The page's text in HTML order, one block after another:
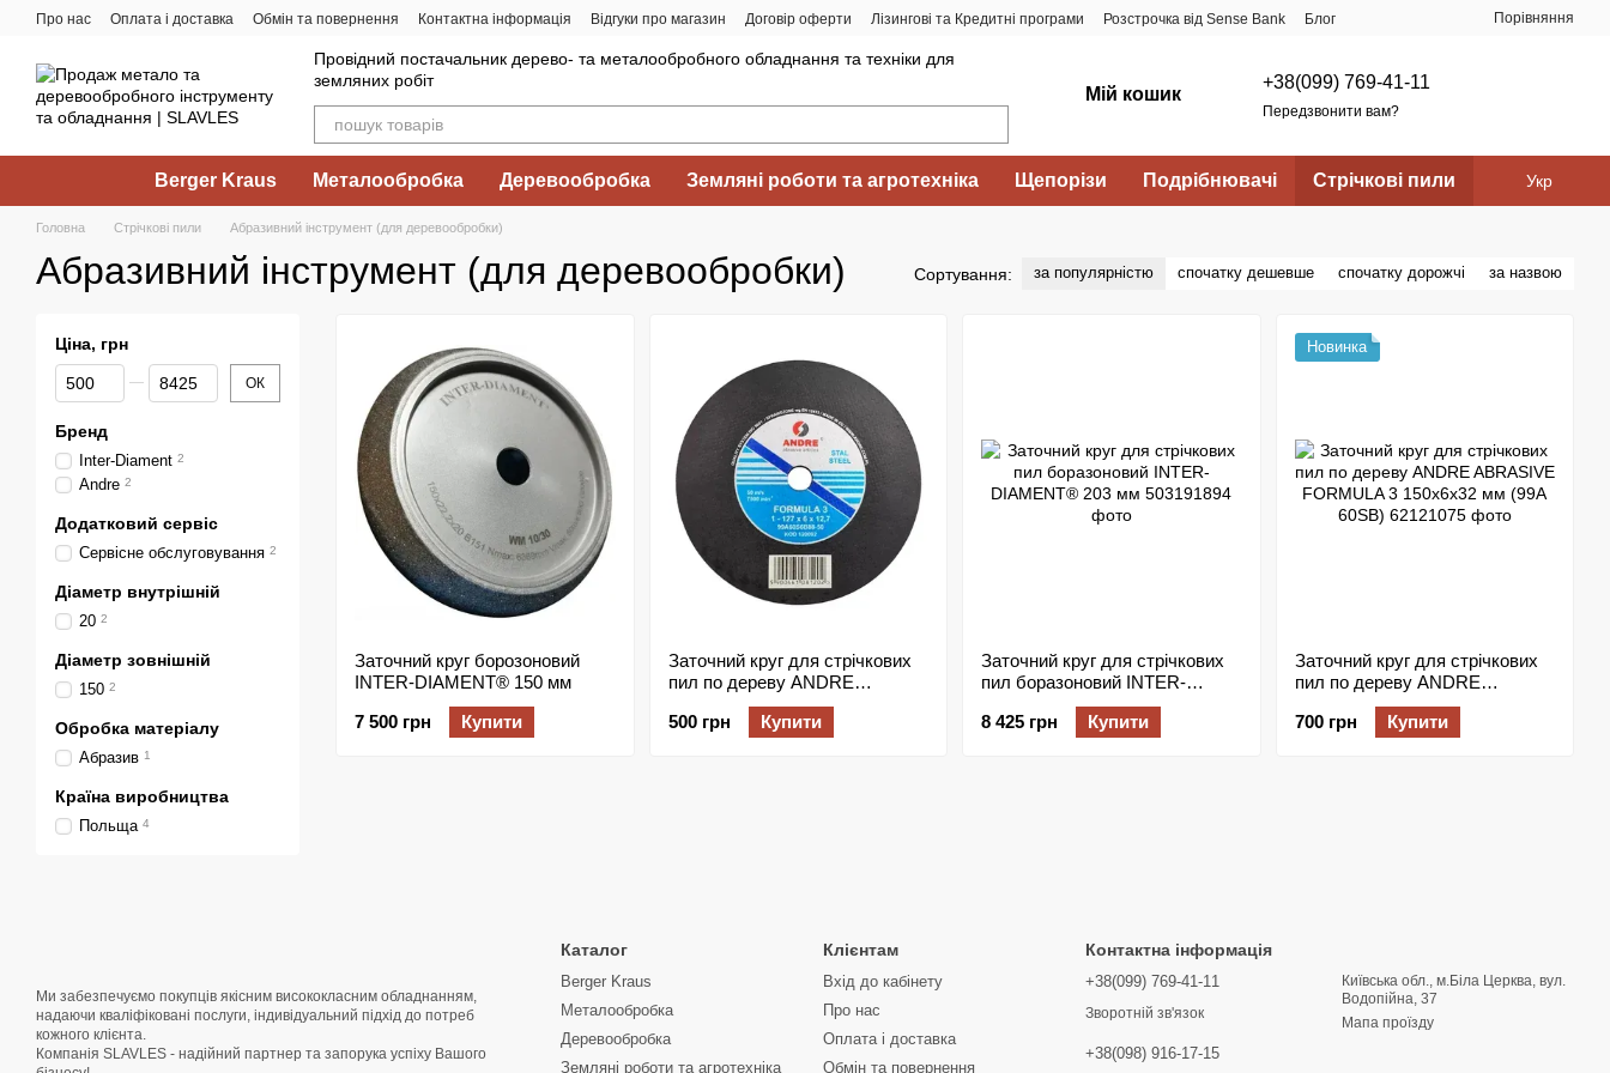
Перейти до основного контенту
Про нас Оплата і доставка Обмін та повернення Контактна інформація Відгуки про магазин Договір оферти Лізингові та Кредитні програми Розстрочка від Sense Bank Блог Порівняння
Провідний постачальник дерево- та металообробного обладнання та техніки для
земляних робіт
Мій кошик
+38(099) 769-41-11
Передзвонити вам?
Berger Kraus Металообробка Деревообробка Земляні роботи та агротехніка Щепорізи Подрібнювачі Стрічкові пили Укр
Головна Стрічкові пили Абразивний інструмент (для деревообробки)
Абразивний інструмент (для деревообробки) Сортування: за популярністю спочатку дешевше спочатку дорожчі за назвою
Заточний круг борозоновий
INTER-DIAMENT® 150 мм
7 500 грн
Купити
Заточний круг для стрічкових
пил по дереву ANDRE
ABRASIVE FORMULA 3
127х6х12.7 мм (99A 60S B)
500 грн Купити
Заточний круг для стрічкових
пил боразоновий INTER-
DIAMENT® 203 мм
8 425 грн
Купити
Новинка
Заточний круг для стрічкових
пил по дереву ANDRE
ABRASIVE FORMULA 3
150х6х32 мм (99A 60SB)
700 грн Купити
Ціна, грн
Від Ціна, грн
До Ціна, грн ОК
Бренд
Inter-Diament 2
Andre 2
Додатковий сервіс
Сервісне обслуговування 2
Діаметр внутрішній
20 2
Діаметр зовнішній
150 2
Обробка матеріалу
Абразив 1
Країна виробництва
Польща 4
Ми забезпечуємо покупців якісним висококласним обладнанням,
надаючи кваліфіковані послуги, індивідуальний підхід до потреб
кожного клієнта.
Компанія SLAVLES - надійний партнер та запорука успіху Вашого
Каталог
Berger Kraus
Металообробка
Деревообробка
Земляні роботи та агротехніка
Клієнтам
Вхід до кабінету
Про нас
Оплата і доставка
Обмін та повернення
Контактна інформація
+38(099) 769-41-11
Зворотній зв'язок
+38(098) 916-17-15
Київська обл., м.Біла Церква, вул.
Водопійна, 37
Мапа проїзду